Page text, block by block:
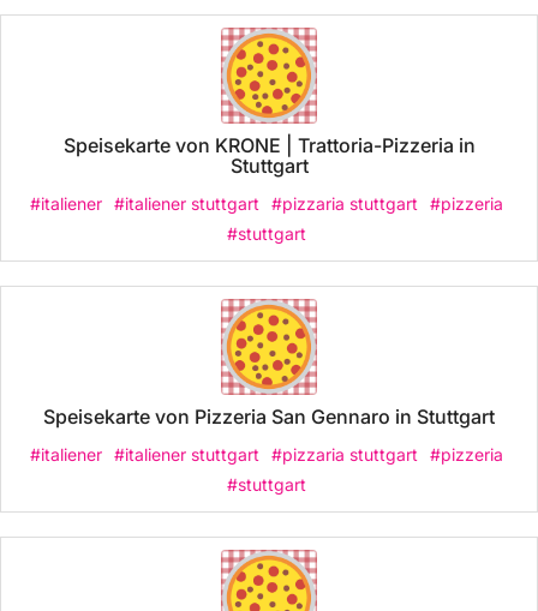
Speisekarte von KRONE | Trattoria-Pizzeria in
Stuttgart
#italiener #italiener stuttgart #pizzaria stuttgart
#pizzeria
#stuttgart
Speisekarte von Pizzeria San Gennaro in Stuttgart
#italiener #italiener stuttgart #pizzaria stuttgart
#pizzeria
#stuttgart